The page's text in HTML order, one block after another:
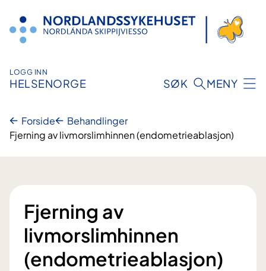
innhold
LOGG INN
HELSENORGE SØK MENY
Forside
Behandlinger
Fjerning av livmorslimhinnen (endometrieablasjon)
Fjerning av
livmorslimhinnen
(endometrieablasjon)